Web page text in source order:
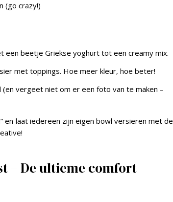
(go crazy!)
een beetje Griekse yoghurt tot een creamy mix.
met toppings. Hoe meer kleur, hoe beter!
vergeet niet om er een foto van te maken –
en laat iedereen zijn eigen bowl versieren met de
– De ultieme comfort